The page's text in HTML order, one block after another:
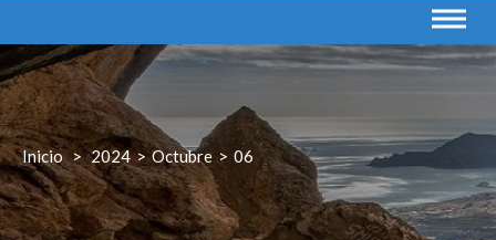
Inicio > 2024 > Octubre > 06